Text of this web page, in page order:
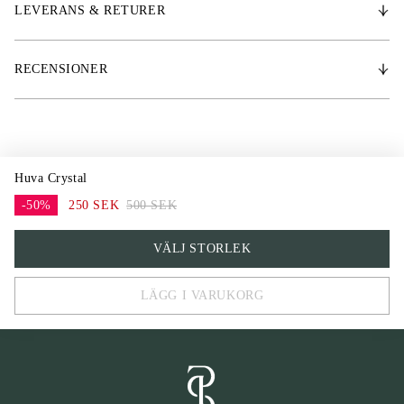
LEVERANS & RETURER
RECENSIONER
Huva Crystal
-50%
250 SEK 500 SEK
VÄLJ STORLEK
FULL
LÄGG I VARUKORG